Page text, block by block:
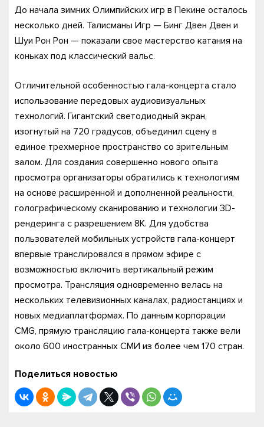
До начала зимних Олимпийских игр в Пекине осталось
несколько дней. Талисманы Игр — Бинг Двен Двен и
Шуи Рон Рон — показали свое мастерство катания на
коньках под классический вальс.
Отличительной особенностью гала-концерта стало
использование передовых аудиовизуальных
технологий. Гигантский светодиодный экран,
изогнутый на 720 градусов, объединил сцену в
единое трехмерное пространство со зрительным
залом. Для создания совершенно нового опыта
просмотра организаторы обратились к технологиям
на основе расширенной и дополненной реальности,
голографическому сканированию и технологии 3D-
рендеринга с разрешением 8K. Для удобства
пользователей мобильных устройств гала-концерт
впервые транслировался в прямом эфире с
возможностью включить вертикальный режим
просмотра. Трансляция одновременно велась на
нескольких телевизионных каналах, радиостанциях и
новых медиаплатформах. По данным корпорации
CMG, прямую трансляцию гала-концерта также вели
около 600 иностранных СМИ из более чем 170 стран.
Поделиться новостью